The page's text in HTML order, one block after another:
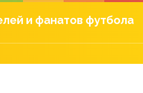
и фанатов футбола